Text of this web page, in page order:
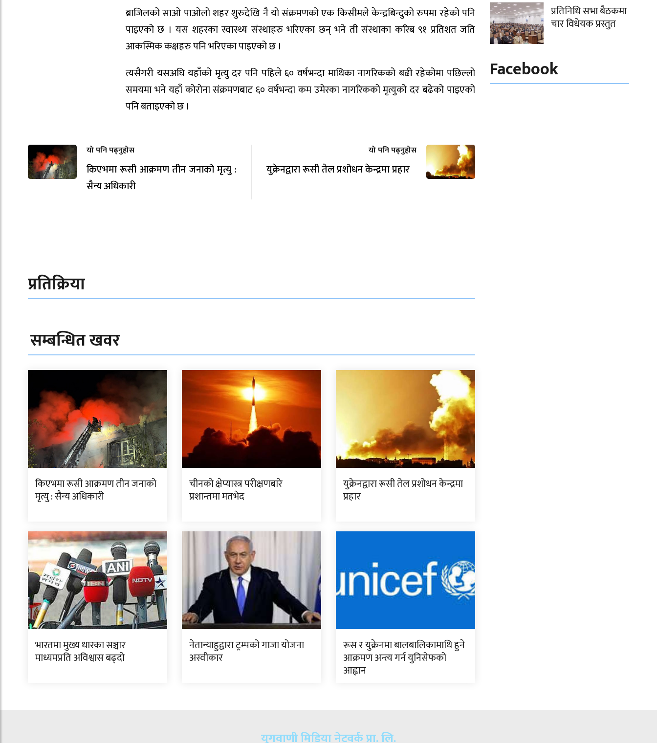
ब्राजिलको साओ पाओलो शहर शुरुदेखि नै यो संक्रमणको एक किसीमले केन्द्रबिन्दुको रुपमा रहेको पनि
पाइएको छ । यस शहरका स्वास्थ्य संस्थाहरु भरिएका छन् भने ती संस्थाका करिब ९१ प्रतिशत जति
आकस्मिक कक्षहरु पनि भरिएका पाइएको छ ।
त्यसैगरी यसअघि यहाँको मृत्यु दर पनि पहिले ६० वर्षभन्दा माथिका नागरिकको बढी रहेकोमा पछिल्लो
समयमा भने यहाँ कोरोना संक्रमणबाट ६० वर्षभन्दा कम उमेरका नागरिकको मृत्युको दर बढेको पाइएको
पनि बताइएको छ ।
यो पनि पढ्नुहोस
किएभमा रूसी आक्रमण तीन जनाको मृत्यु :
सैन्य अधिकारी
यो पनि पढ्नुहोस
युक्रेनद्वारा रूसी तेल प्रशोधन केन्द्रमा प्रहार
प्रतिक्रिया
सम्बन्धित खवर
किएभमा रूसी आक्रमण तीन जनाको
मृत्यु : सैन्य अधिकारी
चीनको क्षेप्यास्त्र परीक्षणबारे
प्रशान्तमा मतभेद
युक्रेनद्वारा रूसी तेल प्रशोधन केन्द्रमा
प्रहार
भारतमा मुख्य धारका सञ्चार
माध्यमप्रति अविश्वास बढ्दो
नेतान्याहुद्वारा ट्रम्पको गाजा योजना
अस्वीकार
रूस र युक्रेनमा बालबालिकामाथि हुने
आक्रमण अन्त्य गर्न युनिसेफको
आह्वान
प्रतिनिधि सभा बैठकमा
चार विधेयक प्रस्तुत
Facebook
युगवाणी मिडिया नेटवर्क प्रा. लि.